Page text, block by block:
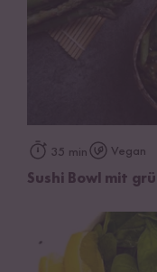
35 min Vegan
Sushi Bowl mit